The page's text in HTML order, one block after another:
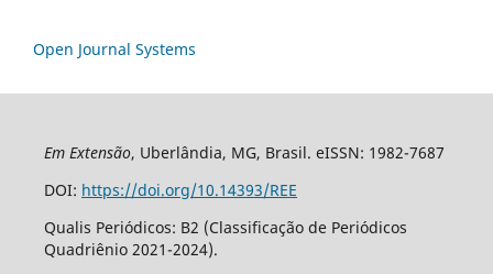
Open Journal Systems
Em Extensão, Uberlândia, MG, Brasil. eISSN: 1982-7687
DOI: https://doi.org/10.14393/REE
Qualis Periódicos: B2 (Classificação de Periódicos
Quadriênio 2021-2024).